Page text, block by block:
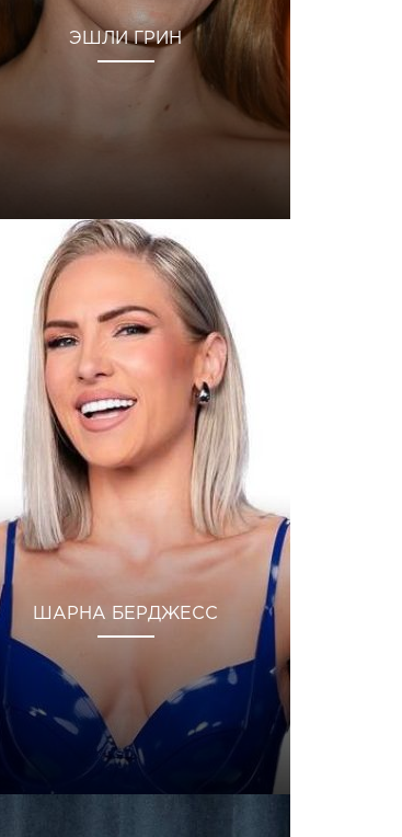
ЭШЛИ ГРИН
ШАРНА БЕРДЖЕСС